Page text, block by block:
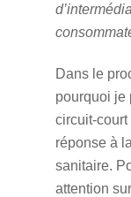
Dans le
pourquoi je
circuit-
réponse à
sanitaire.
attention